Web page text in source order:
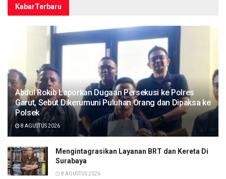
KabarTerbaru
Abdul Rokib Laporkan Dugaan Persekusi ke Polres
Garut, Sebut Dikerumuni Puluhan Orang dan Dipaksa ke
Polsek
8 AGUSTUS 2026
Mengintagrasikan Layanan BRT dan Kereta Di
Surabaya
8 AGUSTUS 2026